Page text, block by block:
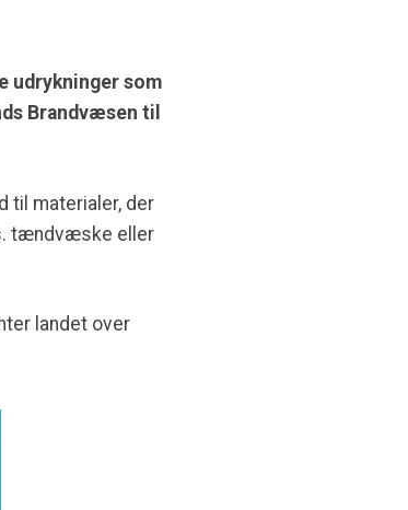
udrykninger som
Brandvæsen til
til materialer, der
tændvæske eller
landet over